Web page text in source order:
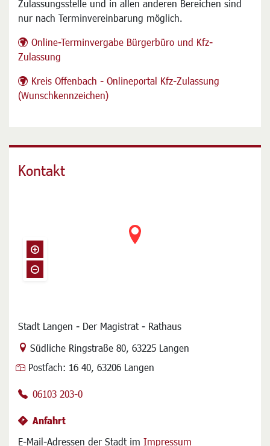
Zulassungsstelle und in allen anderen Bereichen sind
nur nach Terminvereinbarung möglich.
Online-Terminvergabe Bürgerbüro und Kfz-
Zulassung
Kreis Offenbach - Onlineportal Kfz-Zulassung
(Wunschkennzeichen)
Kontakt
Stadt Langen - Der Magistrat - Rathaus
Link zur Google-Maps Navigation
Südliche Ringstraße 80, 63225 Langen
Postfach: 16 40, 63206 Langen
06103 203-0
Anfahrt
E-Mail-Adressen der Stadt im Impressum